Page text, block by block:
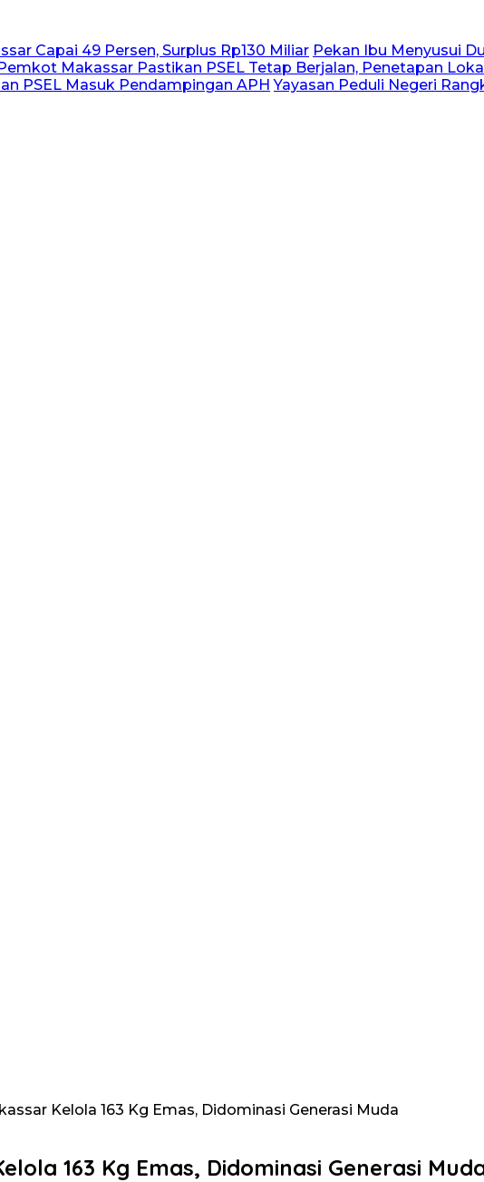
Capai 49 Persen, Surplus Rp130 Miliar Pekan Ibu Menyusui
Makassar Pastikan PSEL Tetap Berjalan, Penetapan
PSEL Masuk Pendampingan APH Yayasan Peduli Negeri
Kelola 163 Kg Emas, Didominasi Generasi Muda
163 Kg Emas, Didominasi Generasi